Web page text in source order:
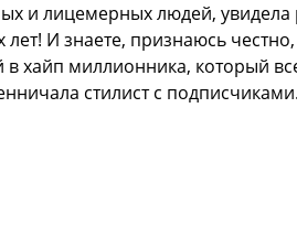
и лицемерных людей, увидела
И знаете, признаюсь
хайп миллионника, который
стилист с подписчиками.